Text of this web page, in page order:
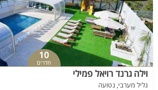
10
חדרים
וילה גרנד רויאל פמילי
גליל מערבי, נטועה